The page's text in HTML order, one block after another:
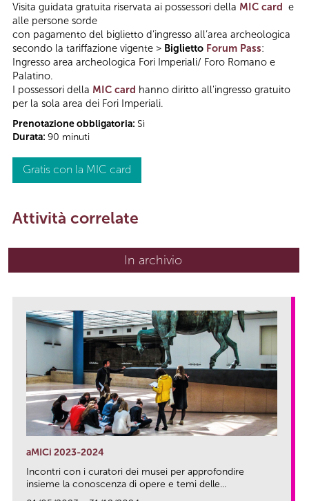
Visita guidata gratuita riservata ai possessori della MIC card
e
alle persone sorde
con pagamento del biglietto d’ingresso all’area archeologica
secondo la tariffazione vigente > Biglietto Forum Pass:
Ingresso area archeologica Fori Imperiali/ Foro Romano e
Palatino.
I possessori della MIC card hanno diritto all'ingresso gratuito
per la sola area dei Fori Imperiali.
Prenotazione obbligatoria: Sì
Durata: 90 minuti
Gratis con la MIC card
Attività correlate
In archivio
aMICi 2023-2024
Incontri con i curatori dei musei per approfondire
insieme la conoscenza di opere e temi delle...